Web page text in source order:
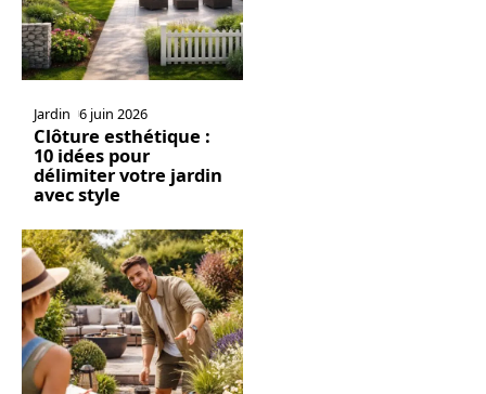
Jardin 6 juin 2026
Clôture esthétique :
10 idées pour
délimiter votre jardin
avec style